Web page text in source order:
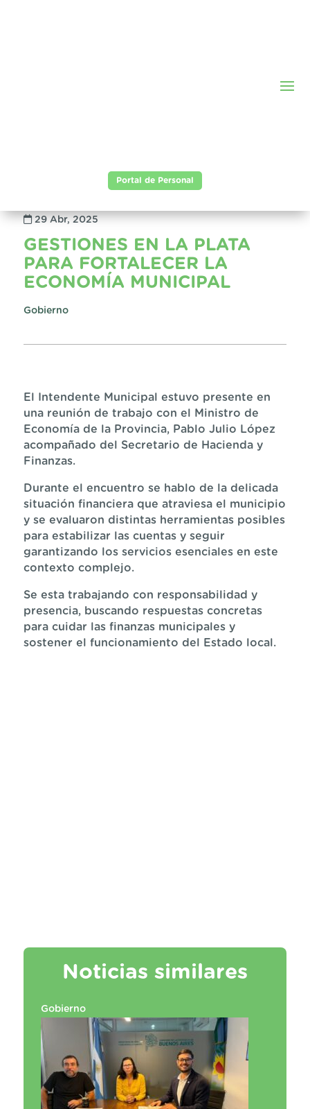
Portal de Personal
29 Abr, 2025
GESTIONES EN LA PLATA
PARA FORTALECER LA
ECONOMÍA MUNICIPAL
Gobierno
El Intendente Municipal estuvo presente en
una reunión de trabajo con el Ministro de
Economía de la Provincia, Pablo Julio López
acompañado del Secretario de Hacienda y
Finanzas.
Durante el encuentro se hablo de la delicada
situación financiera que atraviesa el municipio
y se evaluaron distintas herramientas posibles
para estabilizar las cuentas y seguir
garantizando los servicios esenciales en este
contexto complejo.
Se esta trabajando con responsabilidad y
presencia, buscando respuestas concretas
para cuidar las finanzas municipales y
sostener el funcionamiento del Estado local.
Noticias similares
Gobierno